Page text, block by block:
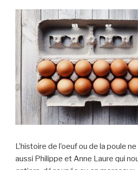
L’histoire de l’oeuf ou de la poule
aussi Philippe et Anne Laure qui